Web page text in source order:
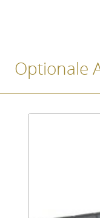
Optionale